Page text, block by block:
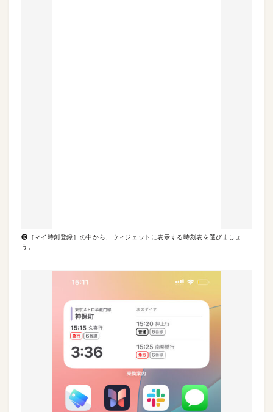
❿［マイ時刻登録］の中から、ウィジェットに表示する時刻表を選びましょ
う。